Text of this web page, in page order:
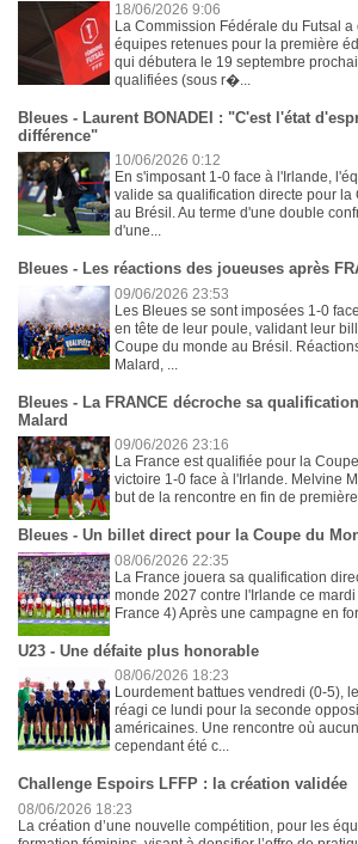
18/06/2026 9:06
La Commission Fédérale du Futsal
équipes retenues pour la première
qui débutera le 19 septembre
qualifiées (sous r�...
Bleues - Laurent BONADEI : "C'est l'état
différence"
10/06/2026 0:12
En s'imposant 1-0 face à l'Irlande,
valide sa qualification directe pour la
au Brésil. Au terme d'une double
d'une...
Bleues - Les réactions des joueuses après
09/06/2026 23:53
Les Bleues se sont imposées 1-0
en tête de leur poule, validant leur
Coupe du monde au Brésil.
Malard, ...
Bleues - La FRANCE décroche sa
Malard
09/06/2026 23:16
La France est qualifiée pour la
victoire 1-0 face à l'Irlande. Melvine
but de la rencontre en fin de
Bleues - Un billet direct pour la Coupe du
08/06/2026 22:35
La France jouera sa qualification
monde 2027 contre l'Irlande ce
France 4) Après une campagne en
U23 - Une défaite plus honorable
08/06/2026 18:23
Lourdement battues vendredi (0-5),
réagi ce lundi pour la seconde
américaines. Une rencontre où
cependant été c...
Challenge Espoirs LFFP : la création validée
08/06/2026 18:23
La création d’une nouvelle compétition, pour les